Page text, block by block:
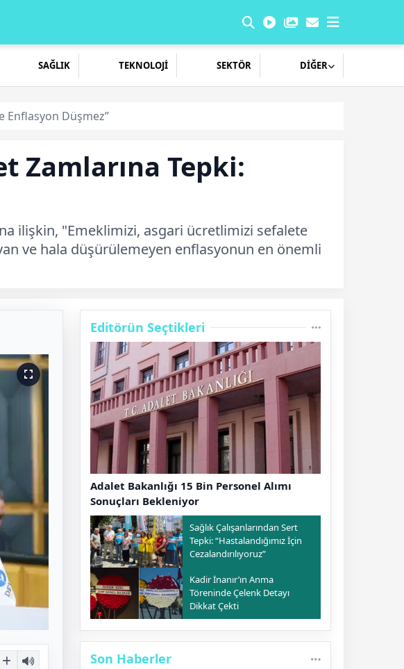
SAĞLIK TEKNOLOJİ SEKTÖR DİĞER
Enflasyon Düşmez”
Zamlarına Tepki:
ilişkin, "Emeklimizi, asgari ücretlimizi sefalete
ve hala düşürülemeyen enflasyonun en önemli
Editörün Seçtikleri
Adalet Bakanlığı 15 Bin Personel Alımı
Sonuçları Bekleniyor
Sağlık Çalışanlarından Sert
Tepki: “Hastalandığımız İçin
Cezalandırılıyoruz”
Kadir İnanır’ın Anma
Töreninde Çelenk Detayı
Dikkat Çekti
Son Haberler